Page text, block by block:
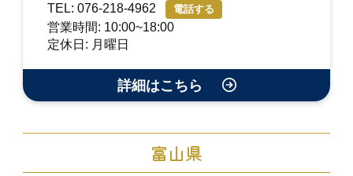
TEL: 076-218-4962 電話する
営業時間: 10:00~18:00
定休日: 月曜日
詳細はこちら
富山県